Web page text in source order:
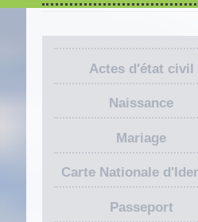
Actes d'état civil
Naissance
Mariage
Carte Nationale
Passeport